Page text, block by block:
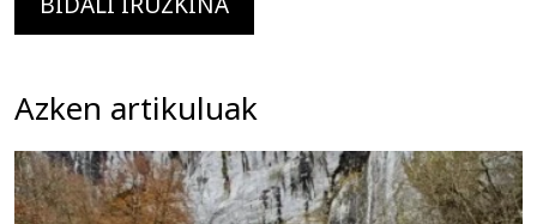
Azken artikuluak